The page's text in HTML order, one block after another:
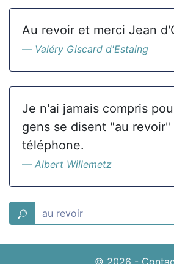
Au revoir et merci Jean
Valéry Giscard d'Estaing
Je n'ai jamais compris
gens se disent "au revoir"
téléphone.
Albert Willemetz
© 2026 -